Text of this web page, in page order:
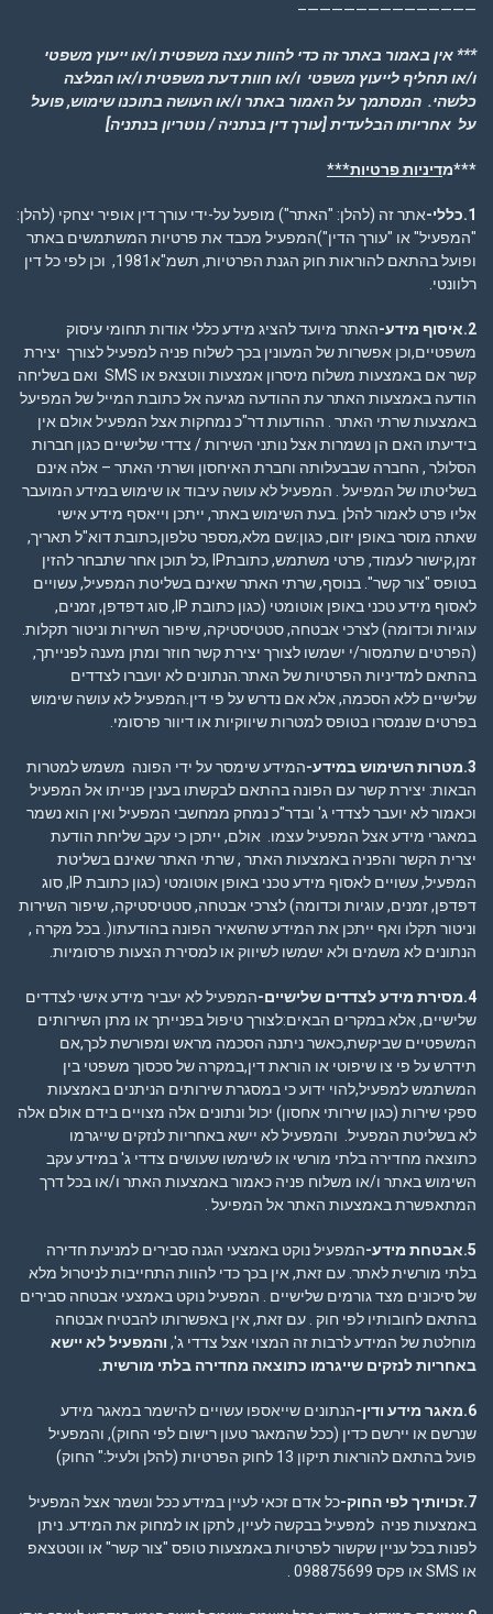
——————————————–
*** אין באמור באתר זה כדי להוות עצה משפטית ו/או ייעוץ משפטי
ו/או תחליף לייעוץ משפטי ו/או חוות דעת משפטית ו/או המלצה
כלשהי. המסתמך על האמור באתר ו/או העושה בתוכנו שימוש, פועל
על אחריותו הבלעדית[עורך דין בנתניה / נוטריון בנתניה]
***מדיניות פרטיות***
1.כללי-
אתר זה (להלן: "האתר") מופעל על-ידי עורך דין אופיר יצחקי (להלן:
"המפעיל" או "עורך הדין")המפעיל מכבד את פרטיות המשתמשים באתר
ופועל בהתאם להוראות חוק הגנת הפרטיות, תשמ"א1981, וכן לפי כל דין
רלוונטי.
2.איסוף מידע-
האתר מיועד להציג מידע כללי אודות תחומי עיסוק
משפטיים,וכן אפשרות של המעונין בכך לשלוח פניה למפעיל לצורך יצירת
קשר אם באמצעות משלוח מיסרון אמצעות ווטצאפ או SMS ואם בשליחה
הודעה באמצעות האתר עת ההודעה מגיעה אל כתובת המייל של המפיעל
באמצעות שרתי האתר . ההודעות דר"כ נמחקות אצל המפעיל אולם אין
בידיעתו האם הן נשמרות אצל נותני השירות / צדדי שלישיים כגון חברות
הסלולר , החברה שבבעלותה וחברת האיחסון ושרתי האתר – אלה אינם
בשליטתו של המפיעל . המפעיל לא עושה עיבוד או שימוש במידע המועבר
אליו פרט לאמור להלן .בעת השימוש באתר, ייתכן וייאסף מידע אישי
שאתה מוסר באופן יזום, כגון:שם מלא,מספר טלפון,כתובת דוא"ל תאריך,
זמן,קישור לעמוד, פרטי משתמש, כתובתIP ,כל תוכן אחר שתבחר להזין
בטופס "צור קשר". בנוסף, שרתי האתר שאינם בשליטת המפעיל, עשויים
לאסוף מידע טכני באופן אוטומטי (כגון כתובת IP, סוג דפדפן, זמנים,
עוגיות וכדומה) לצרכי אבטחה, סטטיסטיקה, שיפור השירות וניטור תקלות.
(הפרטים שתמסור/י ישמשו לצורך יצירת קשר חוזר ומתן מענה לפנייתך,
בהתאם למדיניות הפרטיותשל האתר.הנתונים לא יועברו לצדדים
שלישיים ללא הסכמה, אלא אם נדרש על פי דין.המפעיל לא עושה שימוש
בפרטים שנמסרו בטופס למטרות שיווקיות או דיוור פרסומי.
3.מטרות השימוש במידע-
המידע שימסר על ידי הפונה משמש למטרות
הבאות: יצירת קשר עם הפונה בהתאם לבקשתו בענין פנייתו אל המפעיל
וכאמור לא יועבר לצדדי ג' ובדר"כ נמחק ממחשבי המפעיל ואין הוא נשמר
במאגרי מידע אצל המפעיל עצמו. אולם, ייתכן כי עקב שליחת הודעת
יצרית הקשר והפניה באמצעות האתר , שרתי האתר שאינם בשליטת
המפעיל, עשויים לאסוף מידע טכני באופן אוטומטי (כגון כתובת IP, סוג
דפדפן, זמנים, עוגיות וכדומה) לצרכי אבטחה, סטטיסטיקה, שיפור השירות
וניטור תקלו ואף ייתכן את המידע שהשאיר הפונה בהודעתו(. בכל מקרה ,
הנתונים לא משמים ולא ישמשו לשיווק או למסירת הצעות פרסומיות.
4.מסירת מידע לצדדים שלישיים-
המפעיל לא יעביר מידע אישי לצדדים
שלישיים, אלא במקרים הבאים:לצורך טיפול בפנייתך או מתן השירותים
המשפטיים שביקשת,כאשר ניתנה הסכמה מראש ומפורשת לכך,אם
תידרש על פי צו שיפוטי או הוראת דין,במקרה של סכסוך משפטי בין
המשתמש למפעיל,להוי ידוע כי במסגרת שירותים הניתנים באמצעות
ספקי שירות (כגון שירותי אחסון) יכול ונתונים אלה מצויים בידם אולם אלה
לא בשליטת המפעיל. והמפעיל לא יישא באחריות לנזקים שייגרמו
כתוצאה מחדירה בלתי מורשי או לשימשו שעושים צדדי ג' במידע עקב
השימוש באתר ו/או משלוח פניה כאמור באמצעות האתר ו/או בכל דרך
המתאפשרת באמצעות האתר אל המפיעל .
5.אבטחת מידע-
המפעיל נוקט באמצעי הגנה סבירים למניעת חדירה
בלתי מורשית לאתר. עם זאת, אין בכך כדי להוות התחייבות לניטרול מלא
של סיכונים מצד גורמים שלישיים . המפעיל נוקט באמצעי אבטחה סבירים
בהתאם לחובותיו לפי חוק . עם זאת, אין באפשרותו להבטיח אבטחה
מוחלטת של המידע לרבות זה המצוי אצל צדדי ג', והמפעיל לא יישא
באחריות לנזקים שייגרמו כתוצאה מחדירה בלתי מורשית.
6.מאגר מידע ודין-
הנתונים שייאספו עשויים להישמר במאגר מידע
שנרשם או יירשם כדין (ככל שהמאגר טעון רישום לפי החוק), והמפעיל
פועל בהתאם להוראות תיקון 13 לחוק הפרטיות (להלן ולעיל:" החוק)
7.זכויותיך לפי החוק-
כל אדם זכאי לעיין במידע ככל ונשמר אצל המפעיל
באמצעות פניה למפעיל בבקשה לעיין, לתקן או למחוק את המידע. ניתן
לפנות בכל עניין שקשור לפרטיות באמצעות טופס "צור קשר" או ווטטצאפ
או SMS או פקס 098875699 .